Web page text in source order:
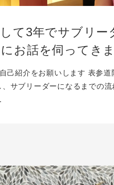
して3年でサブリ
お話を伺ってき
己紹介をお願いします 表参
、サブリーダーになるまでの